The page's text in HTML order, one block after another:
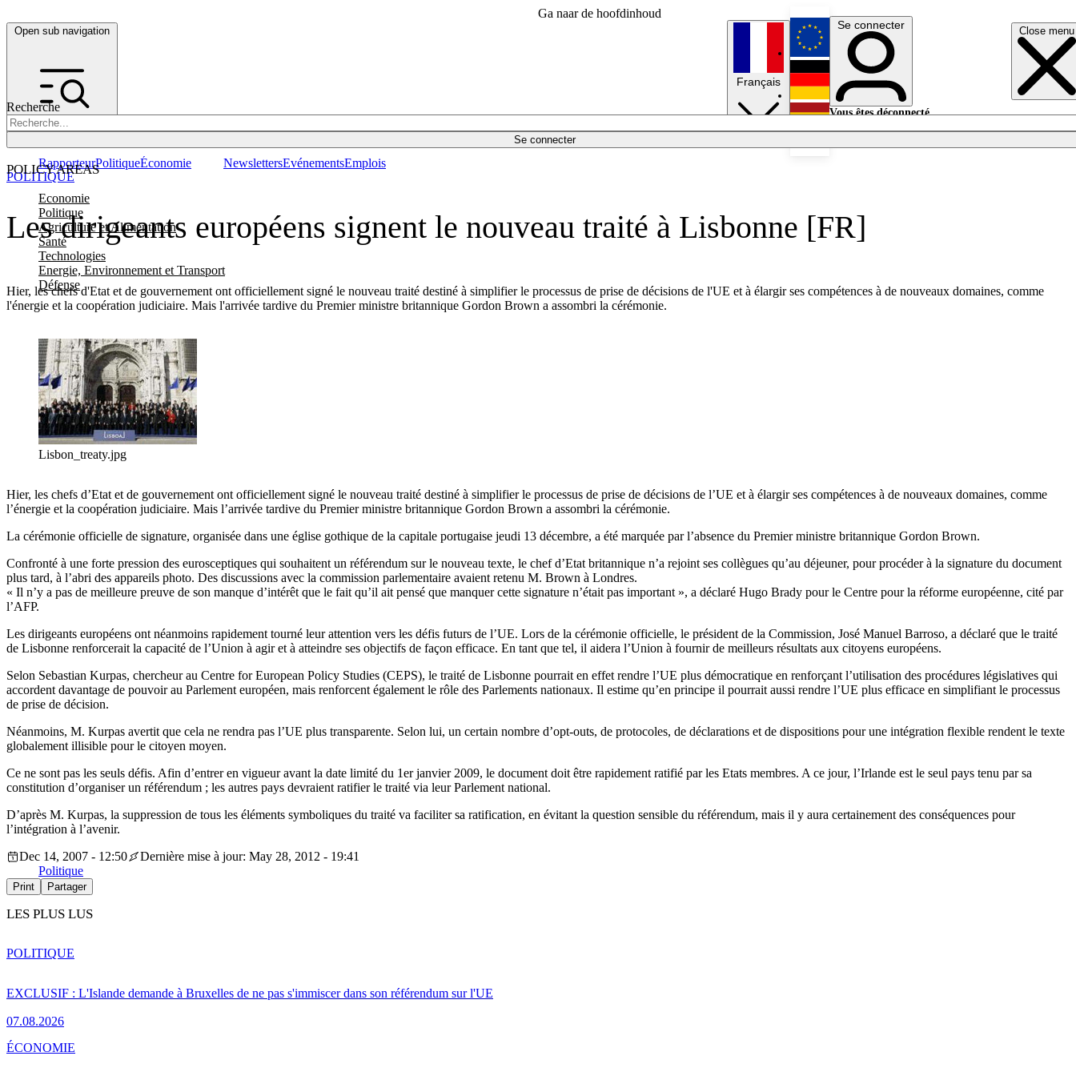
Ga naar de hoofdinhoud
Open sub navigation Close menu
Recherche
Se connecter
POLICY AREAS
Economie
Politique
Agriculture et Alimentation
Santé
Technologies
Energie, Environnement et Transport
Défense
RapporteurPolitiqueÉconomie NewslettersEvénementsEmplois
Français
English
Deutsch
Se connecter
Vous êtes déconnecté.
Les dirigeants européens signent le nouveau traité à Lisbonne [FR]
Hier, les chefs d'Etat et de gouvernement ont officiellement signé le nouveau traité destiné à simplifier le processus de prise de décisions de l'UE et à élargir ses compétences à de nouveaux domaines, comme
l'énergie et la coopération judiciaire. Mais l'arrivée tardive du Premier ministre britannique Gordon Brown a assombri la cérémonie.
POLITIQUE
Lisbon_treaty.jpg
Hier, les chefs d’Etat et de gouvernement ont officiellement signé le nouveau traité destiné à simplifier le processus de prise de décisions de l’UE et à élargir ses compétences à de nouveaux domaines, comme
l’énergie et la coopération judiciaire. Mais l’arrivée tardive du Premier ministre britannique Gordon Brown a assombri la cérémonie.
La cérémonie officielle de signature, organisée dans une église gothique de la capitale portugaise jeudi 13 décembre, a été marquée par l’absence du Premier ministre britannique Gordon Brown.
Confronté à une forte pression des eurosceptiques qui souhaitent un référendum sur le nouveau texte, le chef d’Etat britannique n’a rejoint ses collègues qu’au déjeuner, pour procéder à la signature du document
plus tard, à l’abri des appareils photo. Des discussions avec la commission parlementaire avaient retenu M. Brown à Londres.
« Il n’y a pas de meilleure preuve de son manque d’intérêt que le fait qu’il ait pensé que manquer cette signature n’était pas important », a déclaré Hugo Brady pour le Centre pour la réforme européenne, cité par
l’AFP.
Les dirigeants européens ont néanmoins rapidement tourné leur attention vers les défis futurs de l’UE. Lors de la cérémonie officielle, le président de la Commission, José Manuel Barroso, a déclaré que le traité
de Lisbonne renforcerait la capacité de l’Union à agir et à atteindre ses objectifs de façon efficace. En tant que tel, il aidera l’Union à fournir de meilleurs résultats aux citoyens européens.
Selon Sebastian Kurpas, chercheur au Centre for European Policy Studies (CEPS), le traité de Lisbonne pourrait en effet rendre l’UE plus démocratique en renforçant l’utilisation des procédures législatives qui
accordent davantage de pouvoir au Parlement européen, mais renforcent également le rôle des Parlements nationaux. Il estime qu’en principe il pourrait aussi rendre l’UE plus efficace en simplifiant le processus
de prise de décision.
Néanmoins, M. Kurpas avertit que cela ne rendra pas l’UE plus transparente. Selon lui, un certain nombre d’opt-outs, de protocoles, de déclarations et de dispositions pour une intégration flexible rendent le texte
globalement illisible pour le citoyen moyen.
Ce ne sont pas les seuls défis. Afin d’entrer en vigueur avant la date limité du 1er janvier 2009, le document doit être rapidement ratifié par les Etats membres. A ce jour, l’Irlande est le seul pays tenu par sa
constitution d’organiser un référendum ; les autres pays devraient ratifier le traité via leur Parlement national.
D’après M. Kurpas, la suppression de tous les éléments symboliques du traité va faciliter sa ratification, en évitant la question sensible du référendum, mais il y aura certainement des conséquences pour
l’intégration à l’avenir.
Dec 14, 2007 - 12:50
Dernière mise à jour: May 28, 2012 - 19:41
Politique
Print Partager
LES PLUS LUS
EXCLUSIF : L'Islande demande à Bruxelles de ne pas s'immiscer dans son référendum sur l'UE
07.08.2026
POLITIQUE
ÉCONOMIE